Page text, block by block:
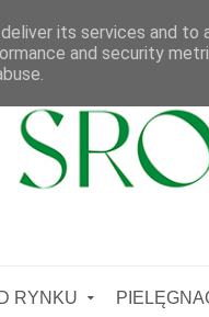
RYNKU
its services and to
and security